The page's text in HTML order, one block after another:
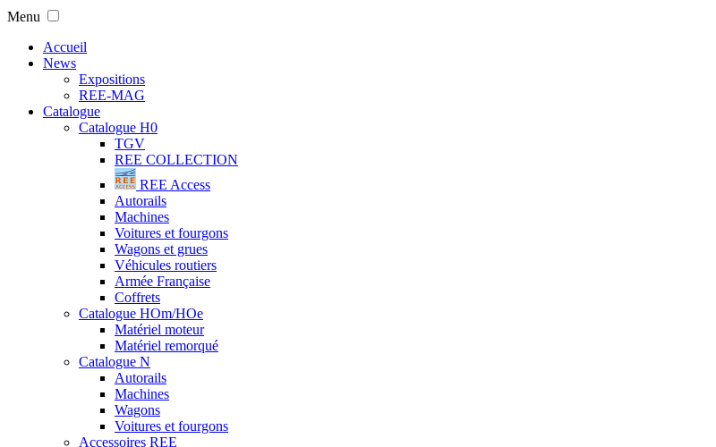
Menu
Accueil
News
Expositions
REE-MAG
Catalogue
Catalogue H0
TGV
REE COLLECTION
REE Access
Autorails
Machines
Voitures et fourgons
Wagons et grues
Véhicules routiers
Armée Française
Coffrets
Catalogue HOm/HOe
Matériel moteur
Matériel remorqué
Catalogue N
Autorails
Machines
Wagons
Voitures et fourgons
Accessoires REE